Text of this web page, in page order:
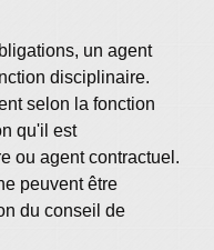
un agent
disciplinaire.
selon la fonction
qu'il est
ou agent contractuel.
peuvent être
du conseil de